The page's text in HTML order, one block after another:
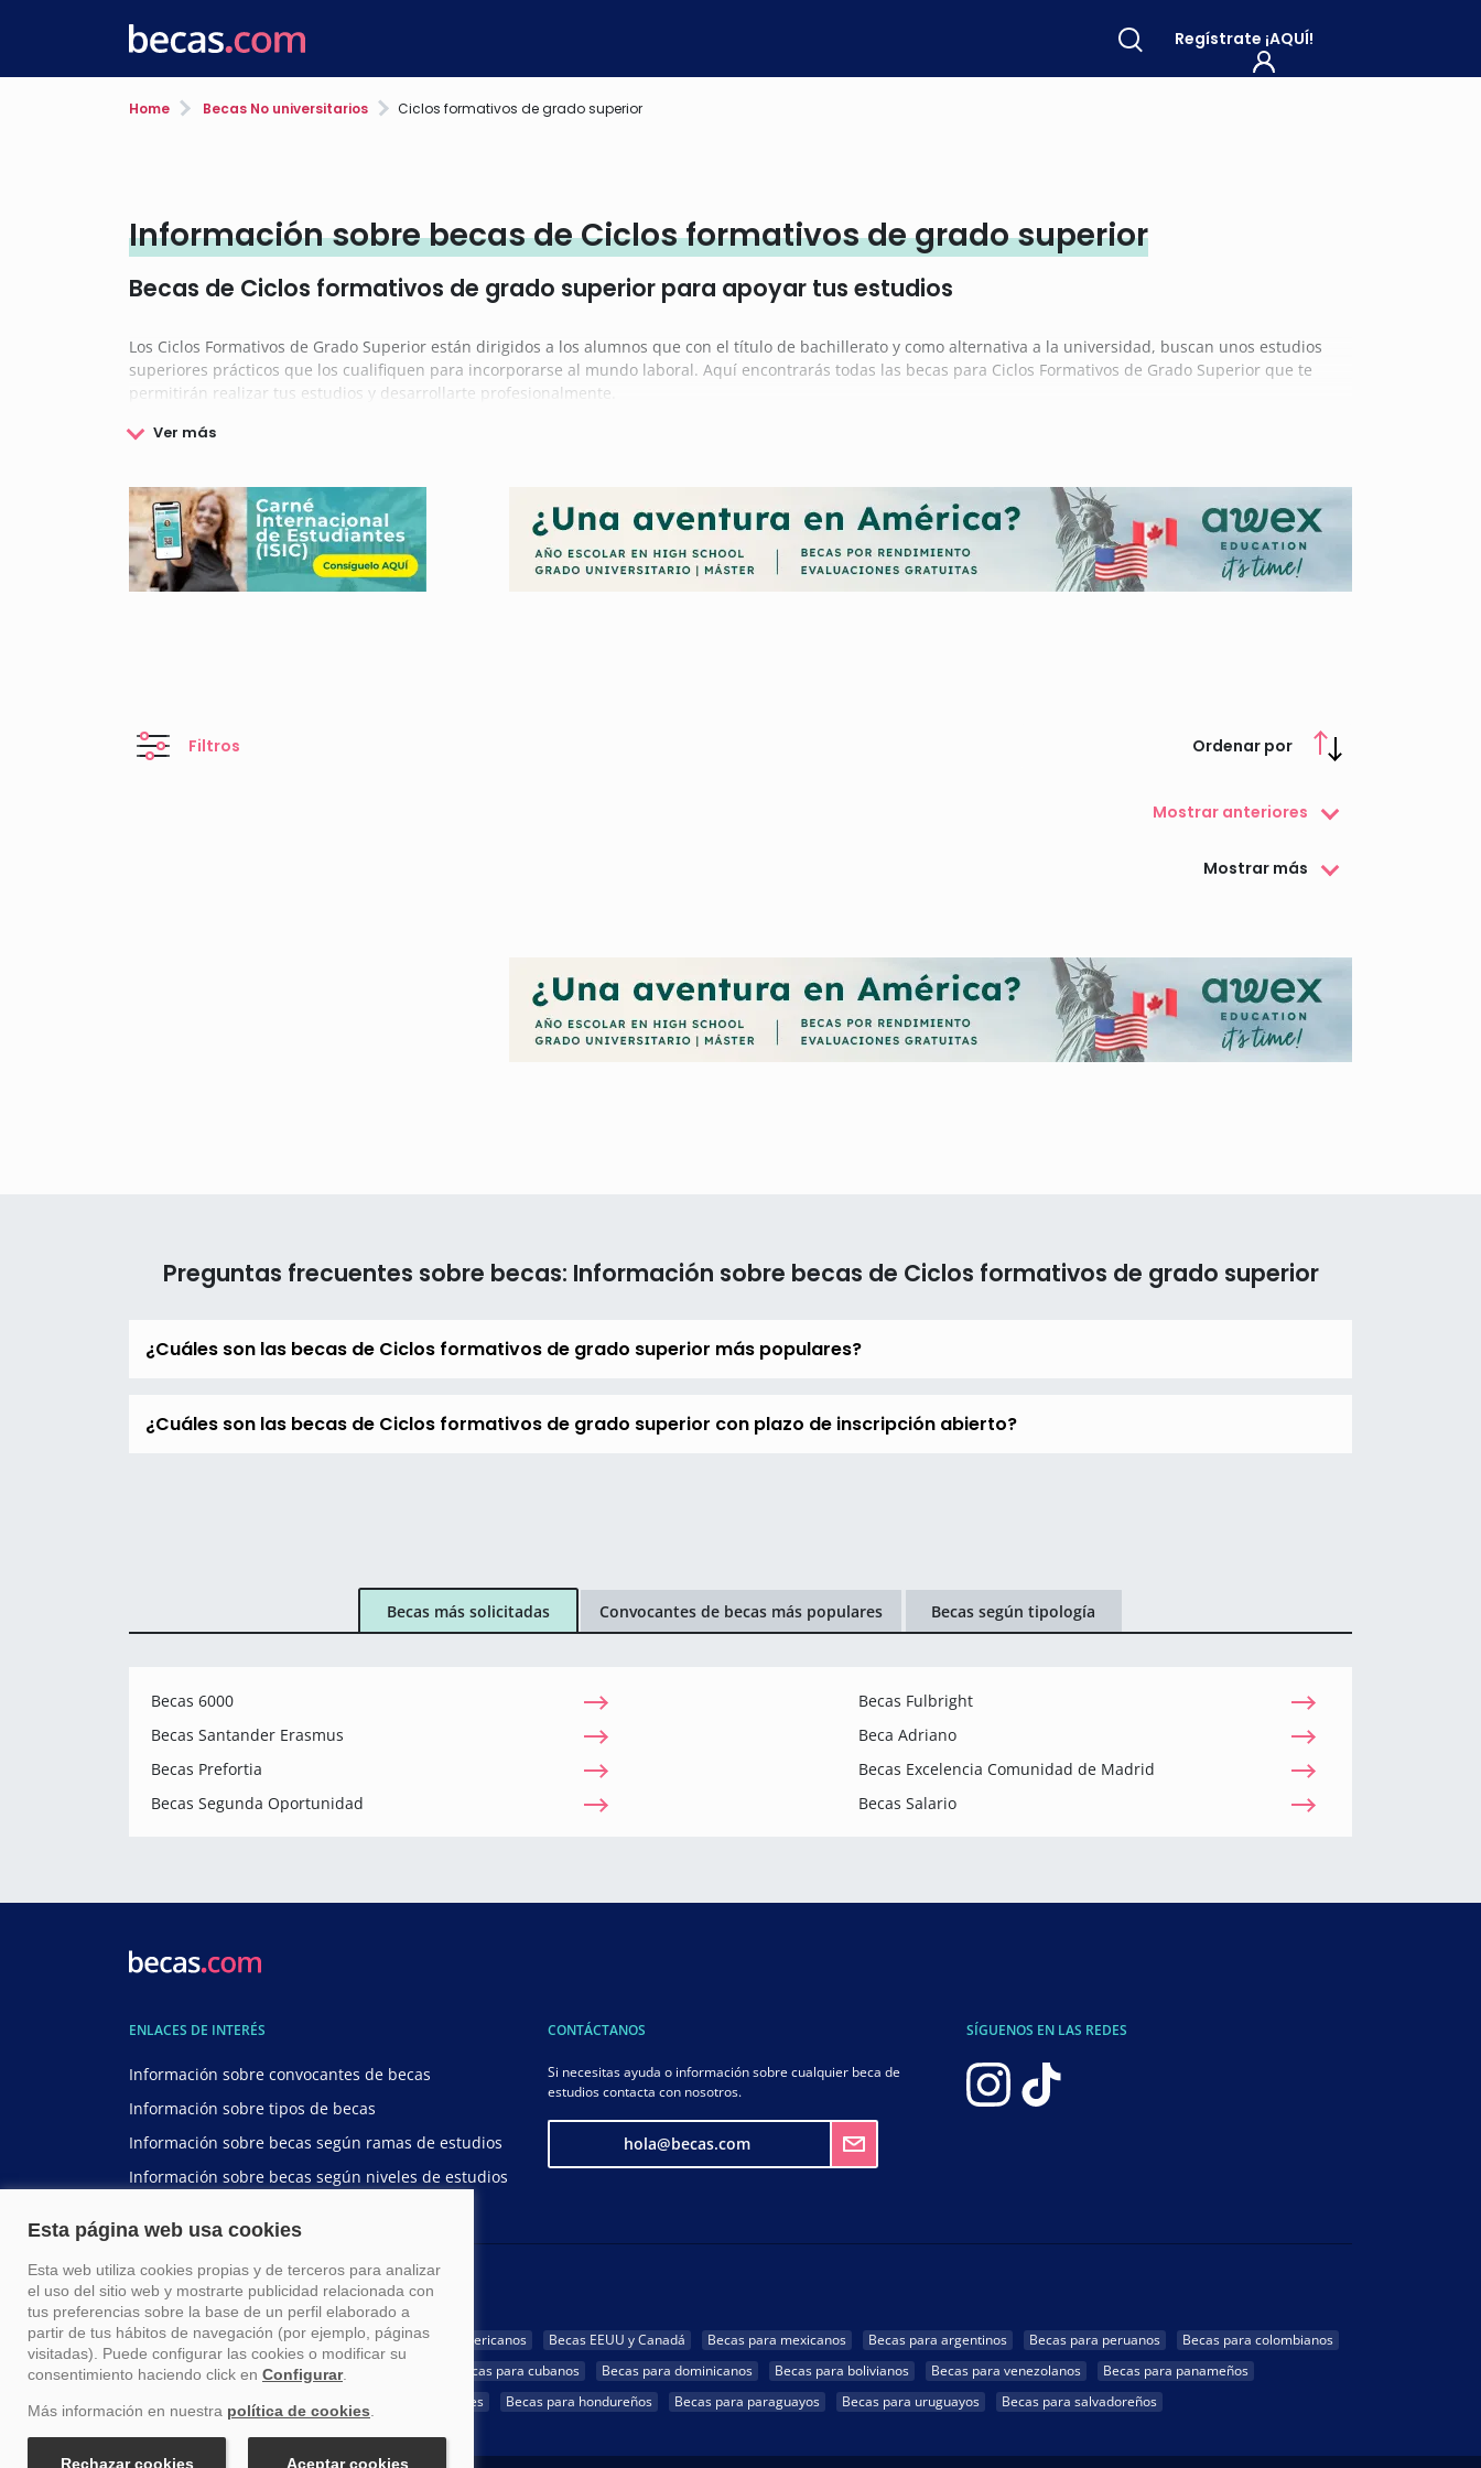
Regístrate ¡AQUÍ!
Home Becas No universitarios Ciclos formativos de grado superior
Información sobre becas de Ciclos formativos de grado superior
Becas de Ciclos formativos de grado superior para apoyar tus estudios
Los Ciclos Formativos de Grado Superior están dirigidos a los alumnos que con el título de bachillerato y como alternativa a la universidad, buscan unos estudios
superiores prácticos que los cualifiquen para incorporarse al mundo laboral. Aquí encontrarás todas las becas para Ciclos Formativos de Grado Superior que te
permitirán realizar tus estudios y desarrollarte profesionalmente.
Filtros Ordenar por
Mostrar anteriores
Mostrar más
Preguntas frecuentes sobre becas: Información sobre becas de Ciclos formativos de grado superior
¿Cuáles son las becas de Ciclos formativos de grado superior más populares?
¿Cuáles son las becas de Ciclos formativos de grado superior con plazo de inscripción abierto?
Becas más solicitadas Convocantes de becas más populares Becas según tipología
Becas 6000
Becas Fulbright
Becas Santander Erasmus
Beca Adriano
Becas Prefortia
Becas Excelencia Comunidad de Madrid
Becas Segunda Oportunidad
Becas Salario
ENLACES DE INTERÉS
Información sobre convocantes de becas
Información sobre tipos de becas
Información sobre becas según ramas de estudios
Información sobre becas según niveles de estudios
CONTÁCTANOS
Si necesitas ayuda o información sobre cualquier beca de
estudios contacta con nosotros.
hola@becas.com
SÍGUENOS EN LAS REDES
BECAS POR NACIONALIDAD
Becas para estudiar en España Becas para latinoamericanos Becas EEUU y Canadá Becas para mexicanos Becas para argentinos Becas para peruanos
Becas para colombianos
Becas para ecuatorianos
Becas para chilenos Becas para cubanos Becas para dominicanos Becas para bolivianos Becas para venezolanos
Becas para panameños
Becas para guatemaltecos
Becas para costarricenses Becas para hondureños Becas para paraguayos Becas para uruguayos Becas para salvadoreños